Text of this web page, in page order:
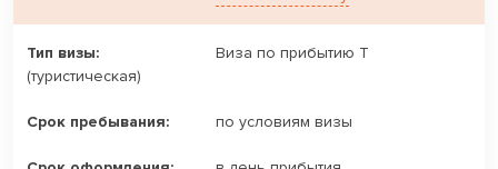
Виза по прибытию T
(туристическая)
по условиям визы